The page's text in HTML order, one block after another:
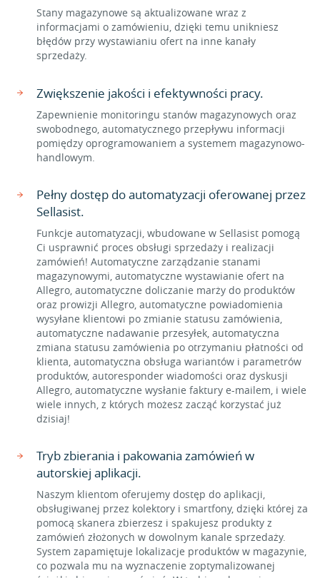
Stany magazynowe są aktualizowane wraz z
informacjami o zamówieniu, dzięki temu unikniesz
błędów przy wystawianiu ofert na inne kanały
sprzedaży.
Zwiększenie jakości i efektywności pracy.
Zapewnienie monitoringu stanów magazynowych oraz
swobodnego, automatycznego przepływu informacji
pomiędzy oprogramowaniem a systemem magazynowo-
handlowym.
Pełny dostęp do automatyzacji oferowanej przez
Sellasist.
Funkcje automatyzacji, wbudowane w Sellasist pomogą
Ci usprawnić proces obsługi sprzedaży i realizacji
zamówień! Automatyczne zarządzanie stanami
magazynowymi, automatyczne wystawianie ofert na
Allegro, automatyczne doliczanie marży do produktów
oraz prowizji Allegro, automatyczne powiadomienia
wysyłane klientowi po zmianie statusu zamówienia,
automatyczne nadawanie przesyłek, automatyczna
zmiana statusu zamówienia po otrzymaniu płatności od
klienta, automatyczna obsługa wariantów i parametrów
produktów, autoresponder wiadomości oraz dyskusji
Allegro, automatyczne wysłanie faktury e-mailem, i wiele
wiele innych, z których możesz zacząć korzystać już
dzisiaj!
Tryb zbierania i pakowania zamówień w
autorskiej aplikacji.
Naszym klientom oferujemy dostęp do aplikacji,
obsługiwanej przez kolektory i smartfony, dzięki której za
pomocą skanera zbierzesz i spakujesz produkty z
zamówień złożonych w dowolnym kanale sprzedaży.
System zapamiętuje lokalizacje produktów w magazynie,
co pozwala mu na wyznaczenie zoptymalizowanej